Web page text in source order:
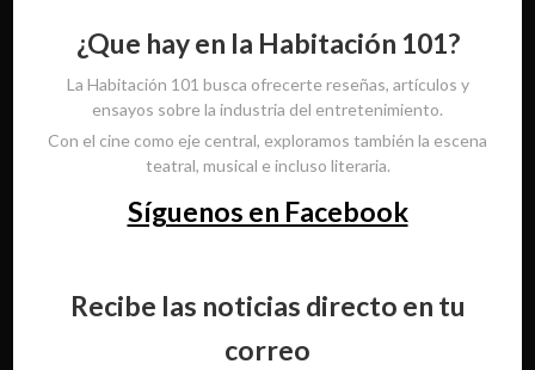
¿Que hay en la Habitación 101?
La Habitación 101 busca ofrecerte reseñas, artículos y
ensayos sobre la industria del entretenimiento.
Con el cine como eje central, exploramos también la escena
teatral, musical e incluso literaria.
Síguenos en Facebook
Recibe las noticias directo en tu
correo